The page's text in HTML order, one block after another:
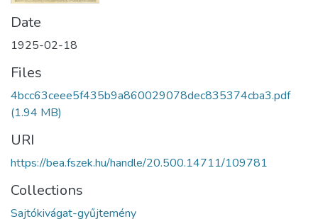
Date
1925-02-18
Files
4bcc63ceee5f435b9a860029078dec835374cba3.pdf
(1.94 MB)
URI
https://bea.fszek.hu/handle/20.500.14711/109781
Collections
Sajtókivágat-gyűjtemény